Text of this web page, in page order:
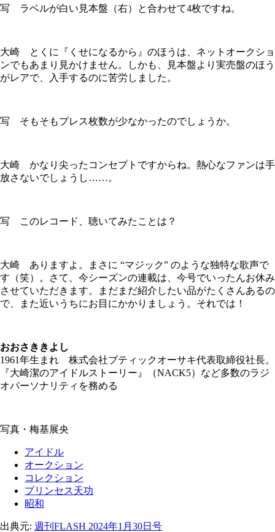
写 ラベルが白い見本盤（右）と合わせて4枚ですね。
大崎 とくに『くせになるから』のほうは、ネットオークショ
ンでもあまり見かけません。しかも、見本盤より実売盤のほう
がレアで、入手するのに苦労しました。
写 そもそもプレス枚数が少なかったのでしょうか。
大崎 かなり尖ったコンセプトですからね。熱心なファンは手
放さないでしょうし……。
写 このレコード、聴いてみたことは？
大崎 ありますよ。まさに “マジック” のような独特な歌声で
す（笑）。さて、今シーズンの連載は、今号でいったんお休み
させていただきます。まだまだ紹介したい品がたくさんあるの
で、また近いうちにお目にかかりましょう。それでは！
おおさききよし
1961年生まれ 株式会社ブティックオーサキ代表取締役社長。
『大崎潔のアイドルストーリー』（NACK5）など多数のラジ
オパーソナリティを務める
写真・梅基展央
アイドル
オークション
コレクション
プリンセス天功
昭和
出典元: 週刊FLASH 2024年1月30日号